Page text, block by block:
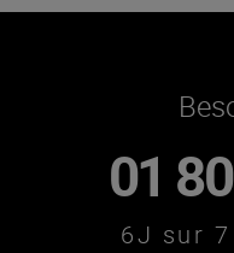
01
6J sur 7